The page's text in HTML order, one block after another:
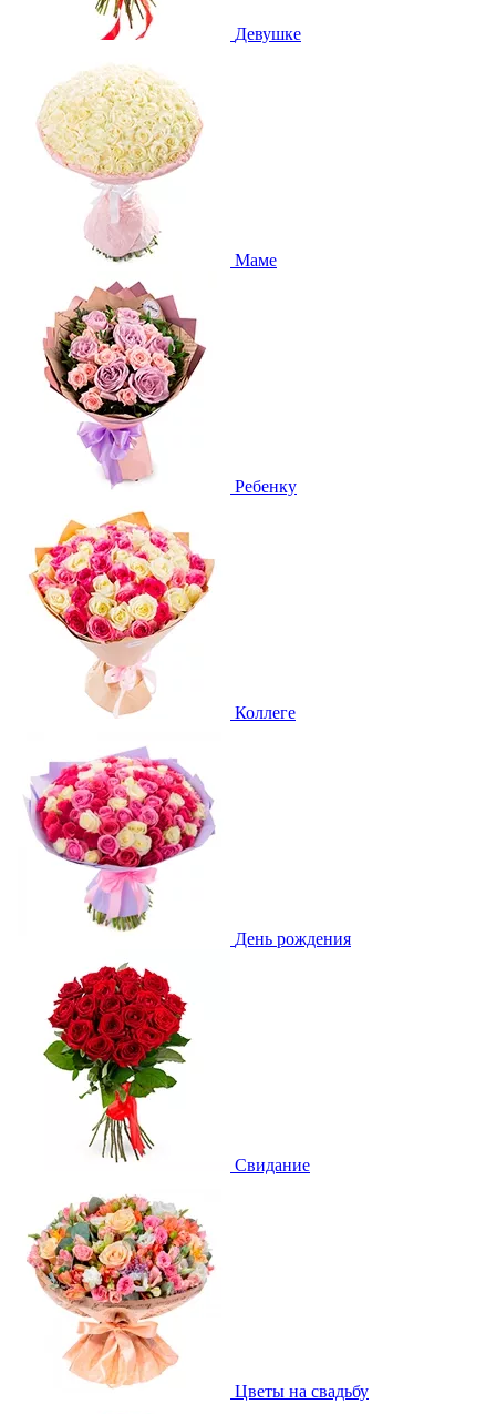
Девушке
Маме
Ребенку
Коллеге
День рождения
Свидание
Цветы на свадьбу